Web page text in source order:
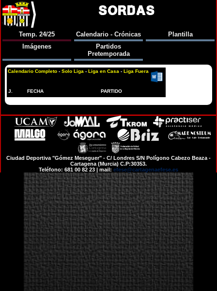
SORDAS
Temp. 24/25 Calendario - Crónicas
Plantilla
Imágenes
Partidos
Pretemporada
Calendario Completo - Solo Liga - Liga en Casa - Liga Fuera
J. FECHA PARTIDO
Ciudad Deportiva "Gómez Meseguer" - C/ Londres S/N Polígono Cabezo Beaza -
Cartagena (Murcia) C.P:30353.
Teléfono: 681 00 82 23 | mail: efese@cartagenaefese.es